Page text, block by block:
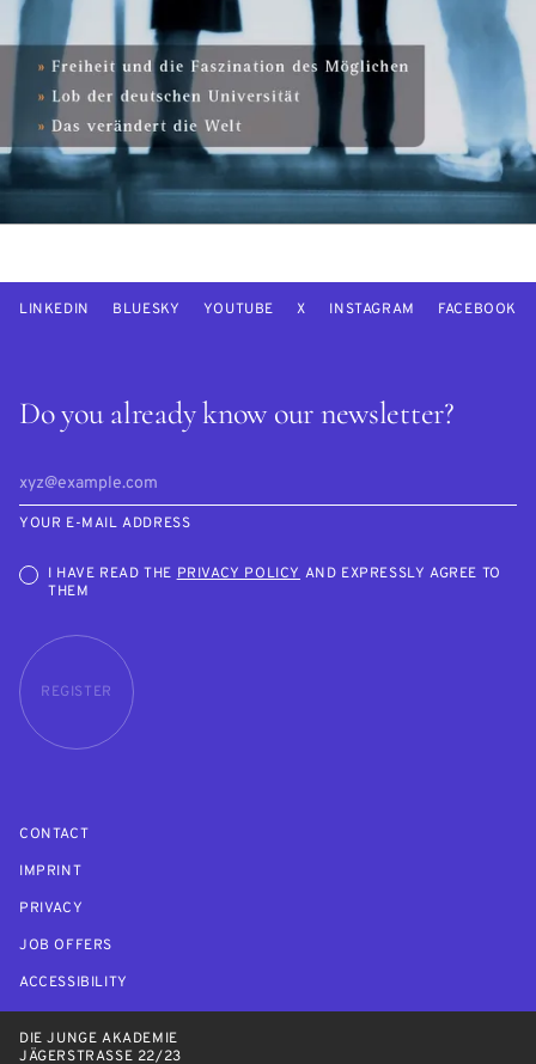
Do you already know our newsletter?
YOUR E-MAIL ADDRESS
I HAVE READ THEPRIVACY POLICY AND EXPRESSLY AGREE TO
THEM
REGISTER
LINKEDIN BLUESKY YOUTUBE X INSTAGRAM FACEBOOK
CONTACT
IMPRINT
PRIVACY
JOB OFFERS
ACCESSIBILITY
DIE JUNGE AKADEMIE
JÄGERSTRASSE 22/23